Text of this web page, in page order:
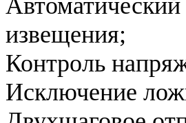
извещения;
Контроль
Исключение